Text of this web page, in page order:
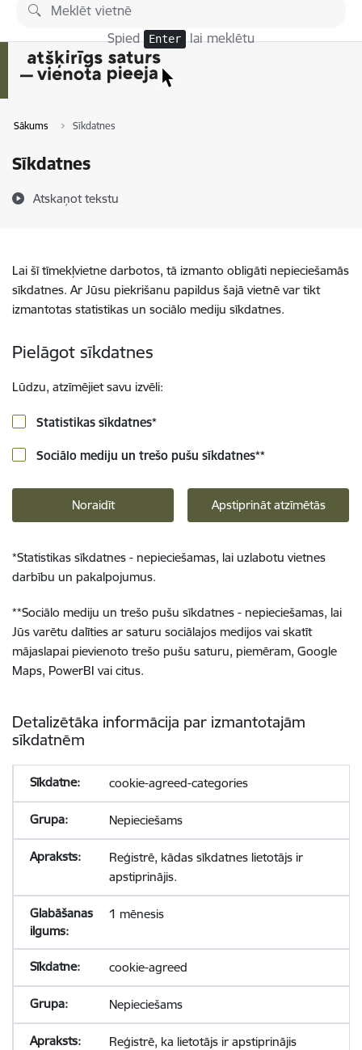
Pāriet uz lapas saturu
Spied Enter lai meklētu
Sākums Sīkdatnes
Sīkdatnes
Atskaņot tekstu
Lai šī tīmekļvietne darbotos, tā izmanto obligāti nepieciešamās
sīkdatnes. Ar Jūsu piekrišanu papildus šajā vietnē var tikt
izmantotas statistikas un sociālo mediju sīkdatnes.
Pielāgot sīkdatnes
Lūdzu, atzīmējiet savu izvēli:
Statistikas sīkdatnes*
Sociālo mediju un trešo pušu sīkdatnes**
Noraidīt Apstiprināt atzīmētās
*Statistikas sīkdatnes - nepieciešamas, lai uzlabotu vietnes
darbību un pakalpojumus.
**Sociālo mediju un trešo pušu sīkdatnes - nepieciešamas, lai
Jūs varētu dalīties ar saturu sociālajos medijos vai skatīt
mājaslapai pievienoto trešo pušu saturu, piemēram, Google
Maps, PowerBI vai citus.
Detalizētāka informācija par izmantotajām
sīkdatnēm
cookie-agreed-categories
Nepieciešams
Reģistrē, kādas sīkdatnes lietotājs ir
apstiprinājis.
1 mēnesis
cookie-agreed
Nepieciešams
Reģistrē, ka lietotājs ir apstiprinājis